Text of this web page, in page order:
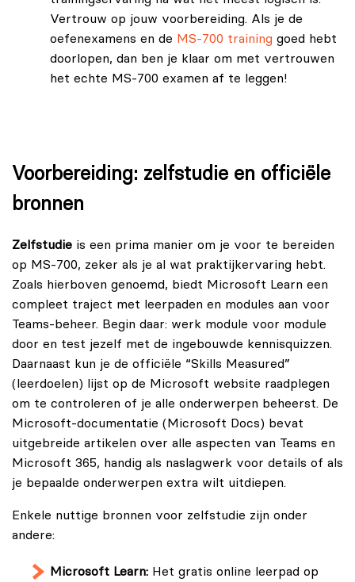
Vertrouw op jouw voorbereiding. Als je de
oefenexamens en de MS-700 training goed hebt
doorlopen, dan ben je klaar om met vertrouwen
het echte MS-700 examen af te leggen!
Voorbereiding: zelfstudie en officiële
bronnen
Zelfstudie is een prima manier om je voor te bereiden
op MS-700, zeker als je al wat praktijkervaring hebt.
Zoals hierboven genoemd, biedt Microsoft Learn een
compleet traject met leerpaden en modules aan voor
Teams-beheer. Begin daar: werk module voor module
door en test jezelf met de ingebouwde kennisquizzen.
Daarnaast kun je de officiële “Skills Measured”
(leerdoelen) lijst op de Microsoft website raadplegen
om te controleren of je alle onderwerpen beheerst. De
Microsoft-documentatie (Microsoft Docs) bevat
uitgebreide artikelen over alle aspecten van Teams en
Microsoft 365, handig als naslagwerk voor details of als
je bepaalde onderwerpen extra wilt uitdiepen.
Enkele nuttige bronnen voor zelfstudie zijn onder
andere:
Microsoft Learn: Het gratis online leerpad op